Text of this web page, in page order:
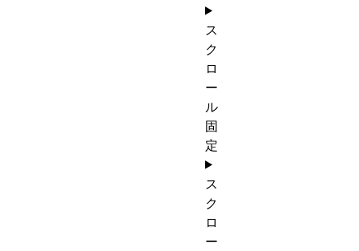
ス
ク
ロ
ー
ル
固
定
ス
ク
ロ
ー